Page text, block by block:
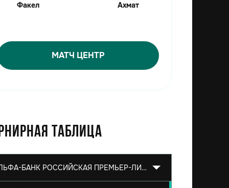
Факел Ахмат
МАТЧ ЦЕНТР
таблица
АЛЬФА-БАНК РОССИЙСКАЯ ПРЕМЬЕР-ЛИГА 2026/2027